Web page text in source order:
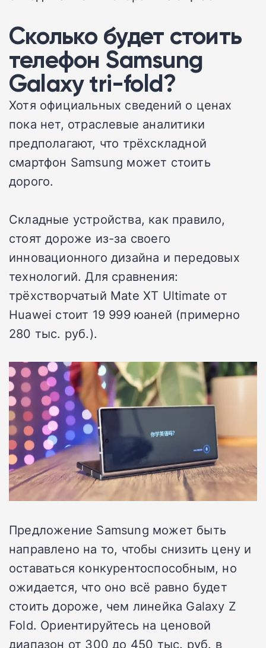
Сколько будет стоить
телефон Samsung
Galaxy tri-fold?
Хотя официальных сведений о ценах
пока нет, отраслевые аналитики
предполагают, что трёхскладной
смартфон Samsung может стоить
дорого.
Складные устройства, как правило,
стоят дороже из-за своего
инновационного дизайна и передовых
технологий. Для сравнения:
трёхстворчатый Mate XT Ultimate от
Huawei стоит 19 999 юаней (примерно
280 тыс. руб.).
Предложение Samsung может быть
направлено на то, чтобы снизить цену и
оставаться конкурентоспособным, но
ожидается, что оно всё равно будет
стоить дороже, чем линейка Galaxy Z
Fold. Ориентируйтесь на ценовой
диапазон от 300 до 450 тыс. руб. в